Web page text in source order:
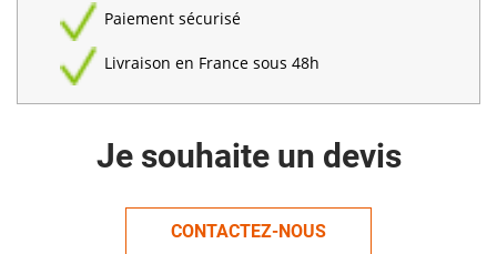
Paiement sécurisé
Livraison en France sous 48h
Je souhaite un devis
CONTACTEZ-NOUS